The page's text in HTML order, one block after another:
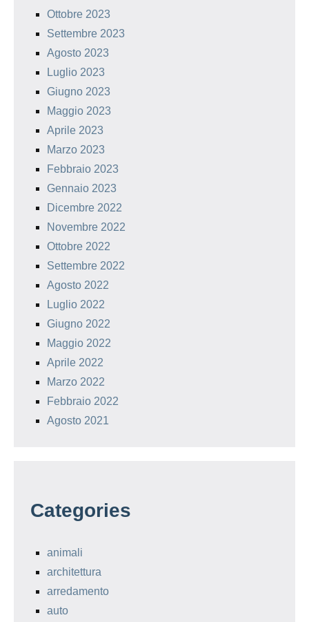
Ottobre 2023
Settembre 2023
Agosto 2023
Luglio 2023
Giugno 2023
Maggio 2023
Aprile 2023
Marzo 2023
Febbraio 2023
Gennaio 2023
Dicembre 2022
Novembre 2022
Ottobre 2022
Settembre 2022
Agosto 2022
Luglio 2022
Giugno 2022
Maggio 2022
Aprile 2022
Marzo 2022
Febbraio 2022
Agosto 2021
Categories
animali
architettura
arredamento
auto